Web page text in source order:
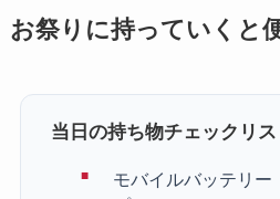
お祭りに持っていくと
当日の持ち物チェックリス
モバイルバッテリー